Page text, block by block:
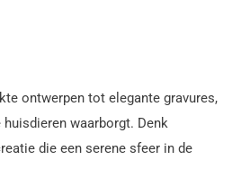
ontwerpen tot elegante gravures,
waarborgt. Denk
die een serene sfeer in de